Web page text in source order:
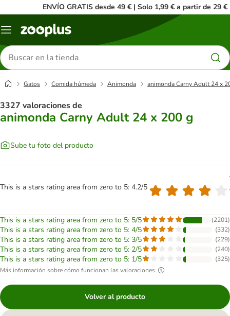
ENVÍO GRATIS desde 49 € | Solo 1,99 € a partir de 29 €
Menú
Buscar
productos
Gatos Comida húmeda Animonda animonda Carny Adult 24 x
3327 valoraciones de
animonda Carny Adult 24 x 200 g
Sube tu foto del producto
This is a stars rating area from zero to 5: 4.2/5
This is a stars rating area from zero to 5: 5/5 (2201)
This is a stars rating area from zero to 5: 4/5 (332)
This is a stars rating area from zero to 5: 3/5 (229)
This is a stars rating area from zero to 5: 2/5 (240)
This is a stars rating area from zero to 5: 1/5 (325)
Más información sobre cómo funcionan las valoraciones
Volver al producto